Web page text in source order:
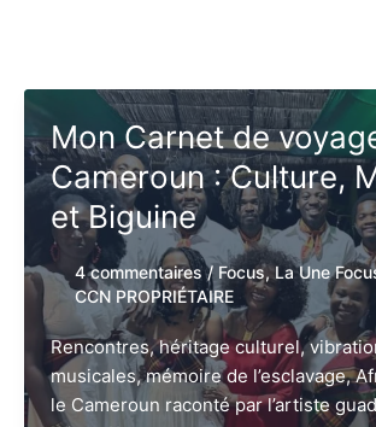
Mon Carnet de
Cameroun : Culture,
et Biguine
4 commentaires / Focus,La Une
CCN PROPRIÉTAIRE
Rencontres, héritage culturel,
musicales, mémoire de l’esclavage,
le Cameroun raconté par l’artiste